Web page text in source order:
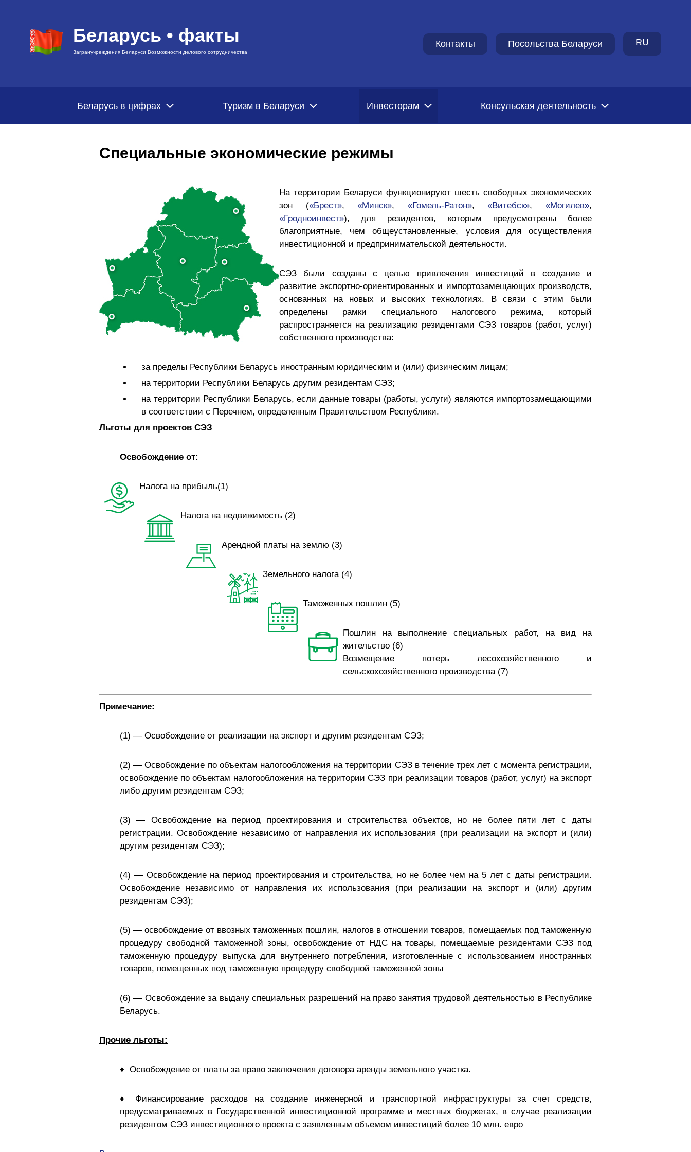
Беларусь • факты
Загранучреждения Беларуси Возможности делового сотрудничества
Контакты Посольства Беларуси RU
Беларусь в цифрах Туризм в Беларуси Инвесторам Консульская деятельность
Специальные экономические режимы
На территории Беларуси функционируют шесть свободных экономических
зон («Брест»,«Минск», «Гомель-Ратон»,«Витебск»,«Могилев»,
«Гродноинвест»), для резидентов, которым предусмотрены более
благоприятные, чем общеустановленные, условия для осуществления
инвестиционной и предпринимательской деятельности.
СЭЗ были созданы с целью привлечения инвестиций в создание и
развитие экспортно-ориентированных и импортозамещающих производств,
основанных на новых и высоких технологиях. В связи с этим были
определены рамки специального налогового режима, который
распространяется на реализацию резидентами СЭЗ товаров (работ, услуг)
собственного производства:
за пределы Республики Беларусь иностранным юридическим и (или) физическим лицам;
на территории Республики Беларусь другим резидентам СЭЗ;
на территории Республики Беларусь, если данные товары (работы, услуги) являются импортозамещающими
в соответствии с Перечнем, определенным Правительством Республики.
Льготы для проектов СЭЗ
Освобождение от:
Налога на прибыль(1)
Налога на недвижимость (2)
Арендной платы на землю (3)
Земельного налога (4)
Таможенных пошлин (5)
Пошлин на выполнение специальных работ, на вид на
жительство (6)
Возмещение потерь лесохозяйственного и
сельскохозяйственного производства (7)
Примечание:
(1) — Освобождение от реализации на экспорт и другим резидентам СЭЗ;
(2) — Освобождение по объектам налогообложения на территории СЭЗ в течение трех лет с момента регистрации,
освобождение по объектам налогообложения на территории СЭЗ при реализации товаров (работ, услуг) на экспорт
либо другим резидентам СЭЗ;
(3) — Освобождение на период проектирования и строительства объектов, но не более пяти лет с даты
регистрации. Освобождение независимо от направления их использования (при реализации на экспорт и (или)
другим резидентам СЭЗ);
(4) — Освобождение на период проектирования и строительства, но не более чем на 5 лет с даты регистрации.
Освобождение независимо от направления их использования (при реализации на экспорт и (или) другим
резидентам СЭЗ);
(5) — освобождение от ввозных таможенных пошлин, налогов в отношении товаров, помещаемых под таможенную
процедуру свободной таможенной зоны, освобождение от НДС на товары, помещаемые резидентами СЭЗ под
таможенную процедуру выпуска для внутреннего потребления, изготовленные с использованием иностранных
товаров, помещенных под таможенную процедуру свободной таможенной зоны
(6) — Освобождение за выдачу специальных разрешений на право занятия трудовой деятельностью в Республике
Беларусь.
Прочие льготы:
♦ Освобождение от платы за право заключения договора аренды земельного участка.
♦ Финансирование расходов на создание инженерной и транспортной инфраструктуры за счет средств,
предусматриваемых в Государственной инвестиционной программе и местных бюджетах, в случае реализации
резидентом СЭЗ инвестиционного проекта с заявленным объемом инвестиций более 10 млн. евро